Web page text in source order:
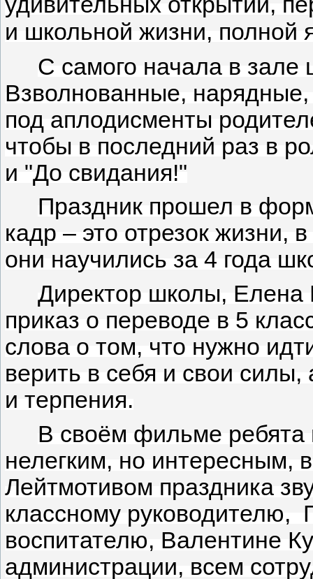
и школьной жизни, полной
С самого начала в зале
Взволнованные,
под аплодисменты
чтобы в последний раз в
и "До свидания!"
Праздник прошел в
кадр – это отрезок жизни,
они научились за 4 года
Директор школы, Елена
приказ о переводе в 5
слова о том, что нужно
верить в себя и свои
и терпения.
В своём фильме ребята
нелегким, но
Лейтмотивом праздника
классному руководителю,
воспитателю, Валентине
администрации, всем